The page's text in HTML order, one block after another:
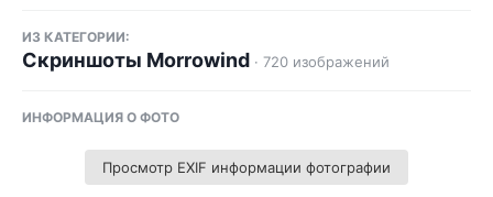
ИЗ КАТЕГОРИИ:
Скриншоты Morrowind · 720 изображений
ИНФОРМАЦИЯ О ФОТО
Просмотр EXIF информации фотографии